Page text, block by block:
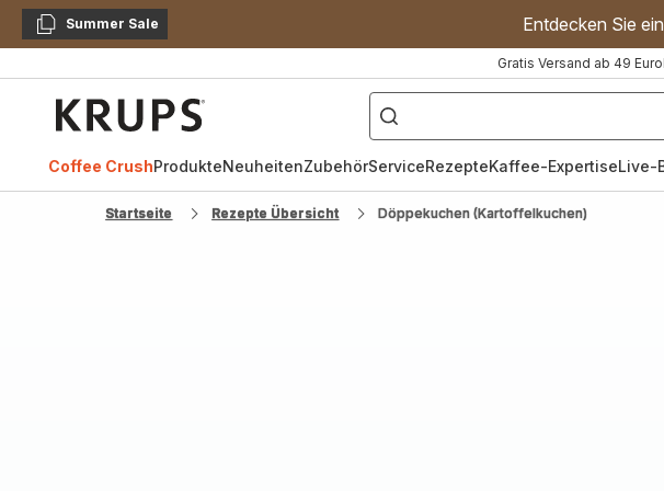
KopierenSummer Sale Entdecken Sie
Gratis Versand ab 49 Euro
["Kaffeevollautomat","Handmixer","Waffeleisen"]
Coffee CrushProdukteNeuheitenZubehörServiceRezepteKaffee-ExpertiseLive-
Startseite Rezepte Übersicht Döppekuchen (Kartoffelkuchen)